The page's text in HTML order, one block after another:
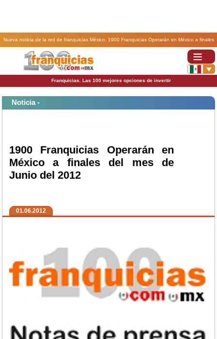
Nueva noticia de la red de franquicias México. 1900 Franquicias Operarán en México a finales
del mes de Junio del 2012.
Franquicias. Las 100 mejores opciones de invertir
Noticia -
1900 Franquicias Operarán en
México a finales del mes de
Junio del 2012
01.06.2012